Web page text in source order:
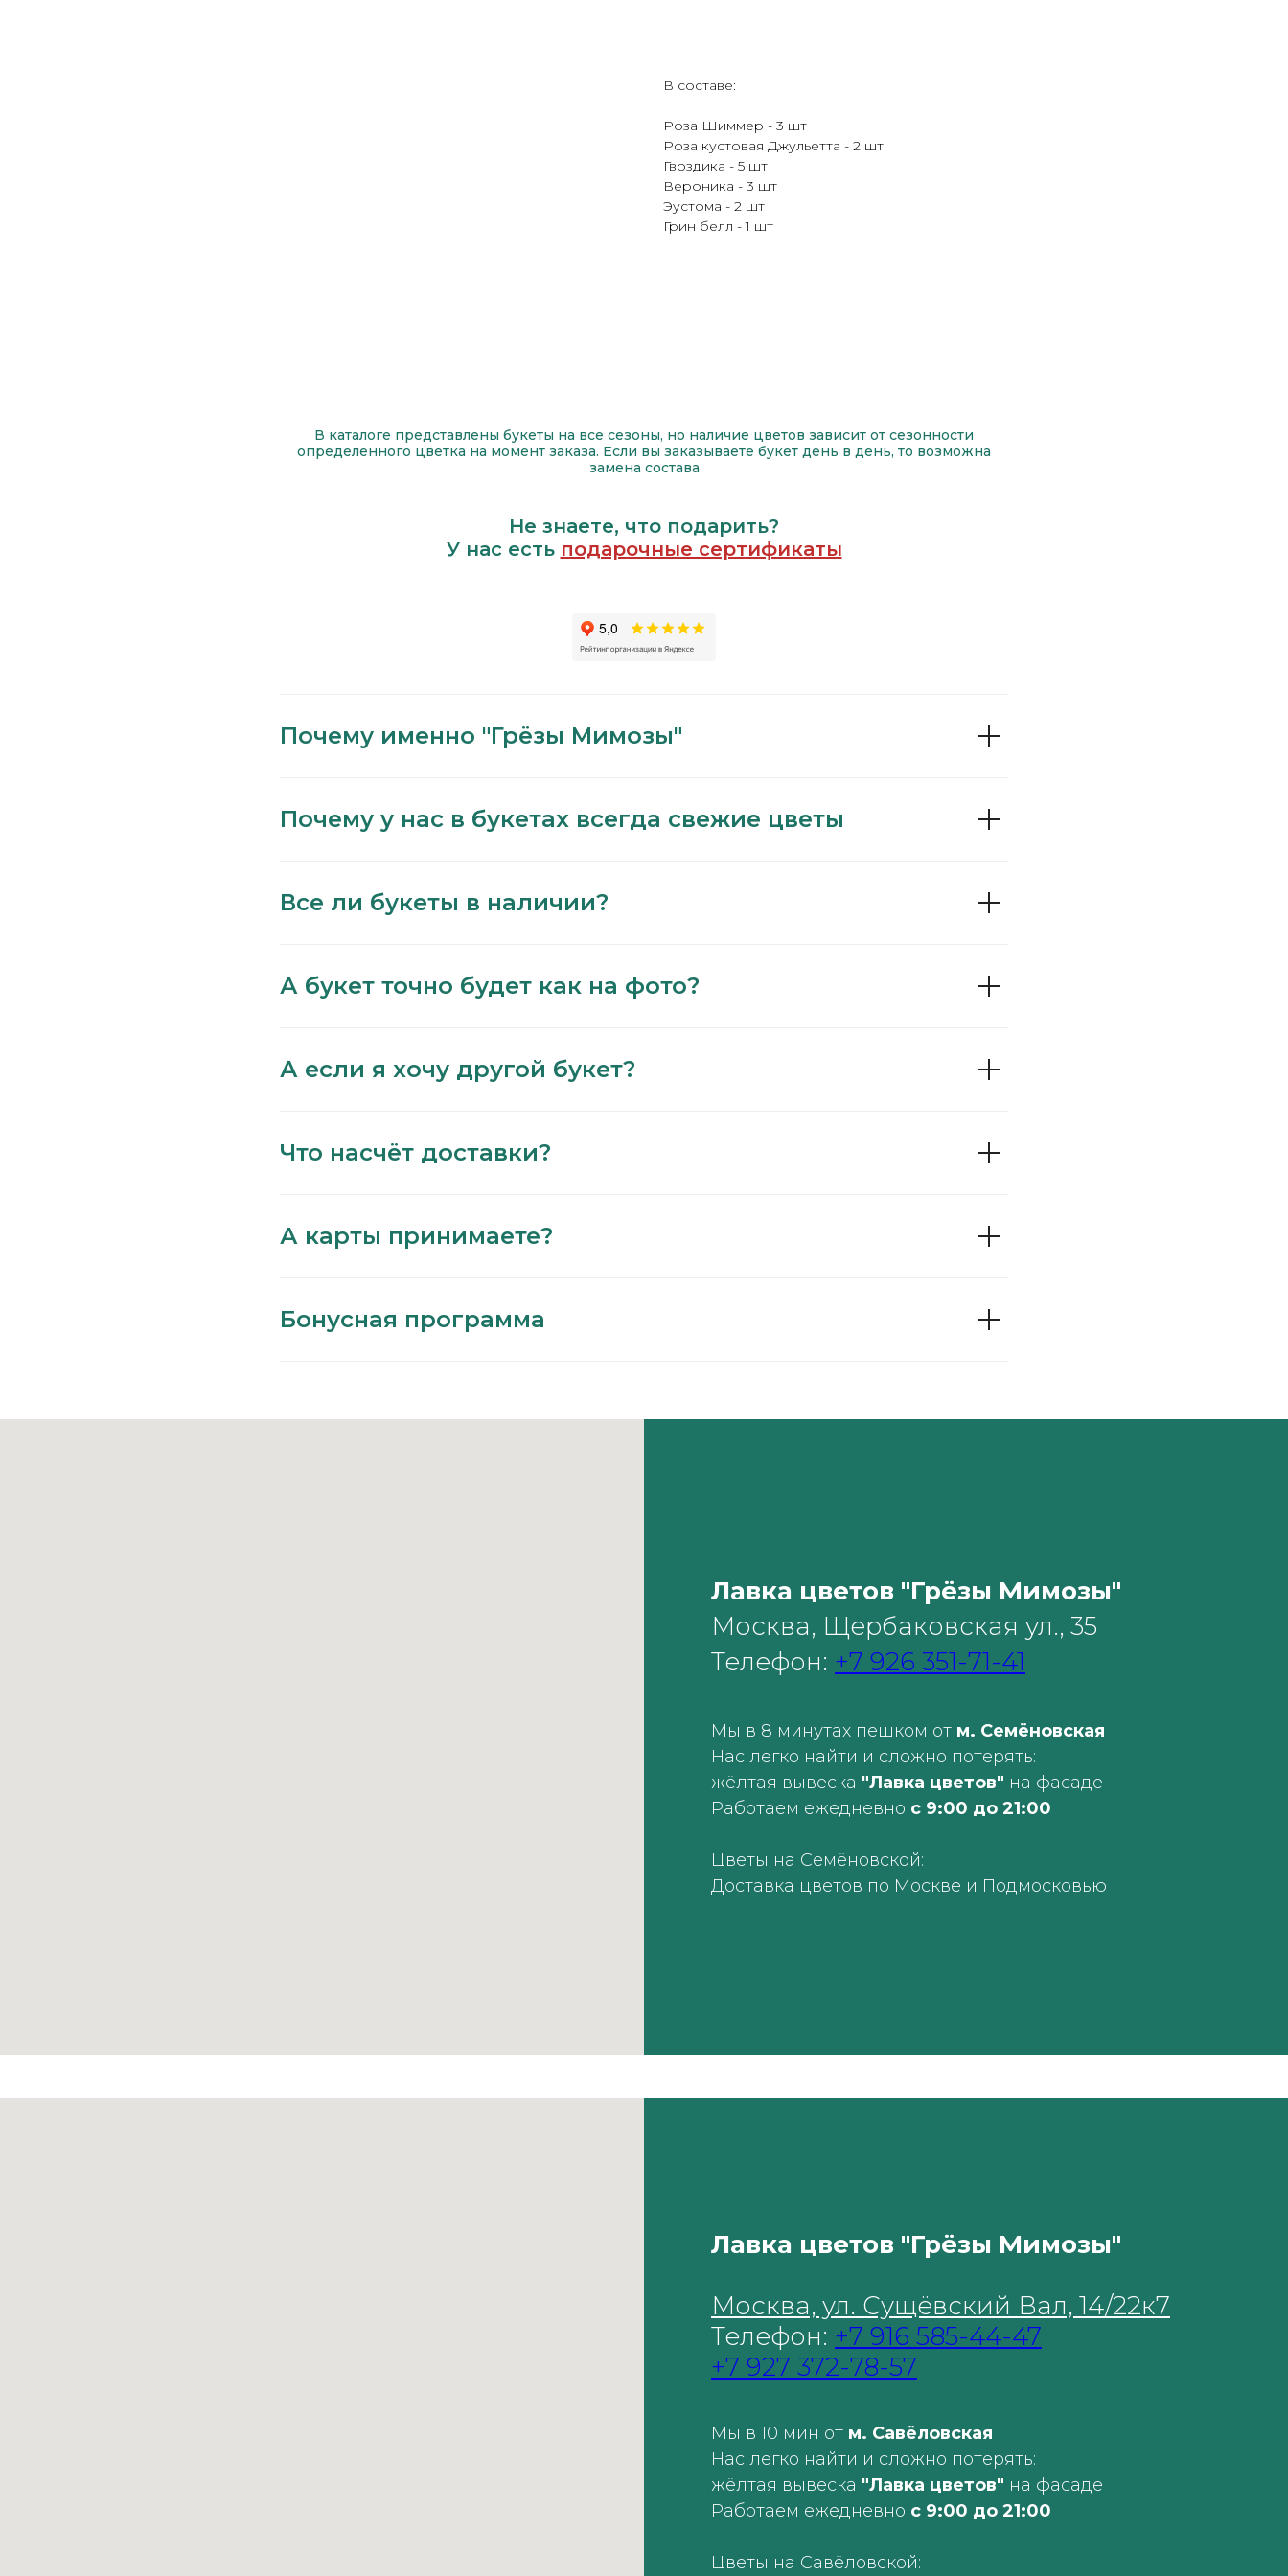
В составе:
Роза Шиммер - 3 шт
Роза кустовая Джульетта - 2 шт
Гвоздика - 5 шт
Вероника - 3 шт
Эустома - 2 шт
Грин белл - 1 шт
В каталоге представлены букеты на все сезоны, но наличие цветов зависит от сезонности
определенного цветка на момент заказа. Если вы заказываете букет день в день, то возможна
замена состава
Не знаете, что подарить?
У нас есть подарочные сертификаты
Почему именно "Грёзы Мимозы"
Почему у нас в букетах всегда свежие цветы
Все ли букеты в наличии?
А букет точно будет как на фото?
А если я хочу другой букет?
Что насчёт доставки?
А карты принимаете?
Бонусная программа
Лавка цветов "Грёзы Мимозы"
Москва, Щербаковская ул., 35
Телефон: +7 926 351-71-41
Мы в 8 минутах пешком от м. Семёновская
Нас легко найти и сложно потерять:
жёлтая вывеска "Лавка цветов" на фасаде
Работаем ежедневно с 9:00 до 21:00
Цветы на Семёновской:
Доставка цветов по Москве и Подмосковью
Лавка цветов "Грёзы Мимозы"
Москва, ул. Сущёвский Вал, 14/22к7
Телефон: +7 916 585-44-47
+7 927 372-78-57
Мы в 10 мин от м. Савёловская
Нас легко найти и сложно потерять:
жёлтая вывеска "Лавка цветов" на фасаде
Работаем ежедневно с 9:00 до 21:00
Цветы на Савёловской: